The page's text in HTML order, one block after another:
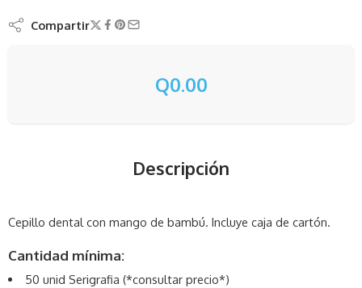
Compartir
Q0.00
Descripción
Cepillo dental con mango de bambú. Incluye caja de cartón.
Cantidad mínima:
50 unid Serigrafia (*consultar precio*)